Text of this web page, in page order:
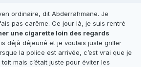
ordinaire, dit Abderrahmane. Je
pas carême. Ce jour là, je suis rentré
une cigarette loin des regards
déjà déjeuné et je voulais juste griller
la police est arrivée, c’est vrai que je
mais c’était juste pour éviter les